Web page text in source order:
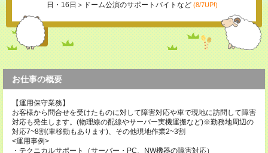
日・16日＞ドーム公演のサポートバイトなど (8/7UP!)
お仕事の概要
【運用保守業務】
お客様から問合せを受けたものに対して障害対応や車で現地に訪問して障害
対応も発生します。(物理線の配線やサーバー実機運搬など)※勤務地周辺の
対応7~8割(車移動もあります)、その他現地作業2~3割
<運用事例>
・テクニカルサポート（サーバー・PC、NW機器の障害対応）